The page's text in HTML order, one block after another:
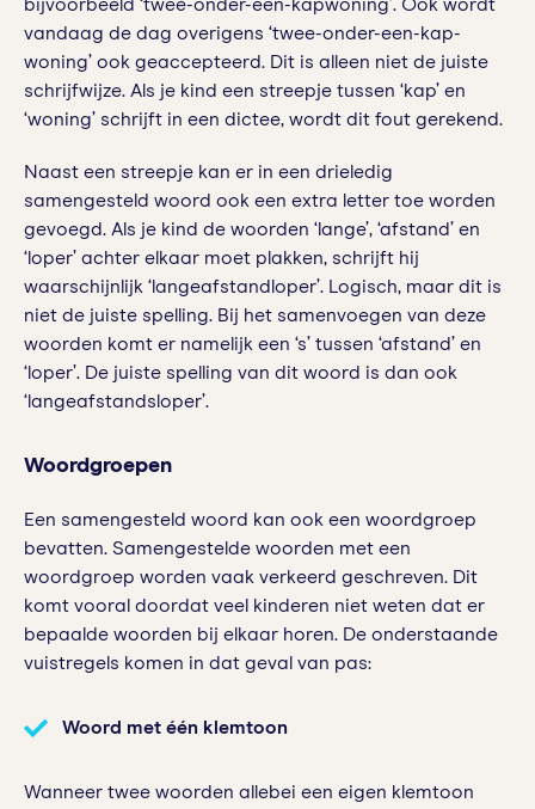
bijvoorbeeld ‘twee-onder-een-kapwoning’. Ook wordt
vandaag de dag overigens ‘twee-onder-een-kap-
woning’ ook geaccepteerd. Dit is alleen niet de juiste
schrijfwijze. Als je kind een streepje tussen ‘kap’ en
‘woning’ schrijft in een dictee, wordt dit fout gerekend.
Naast een streepje kan er in een drieledig
samengesteld woord ook een extra letter toe worden
gevoegd. Als je kind de woorden ‘lange’, ‘afstand’ en
‘loper’ achter elkaar moet plakken, schrijft hij
waarschijnlijk ‘langeafstandloper’. Logisch, maar dit is
niet de juiste spelling. Bij het samenvoegen van deze
woorden komt er namelijk een ‘s’ tussen ‘afstand’ en
‘loper’. De juiste spelling van dit woord is dan ook
‘langeafstandsloper’.
Woordgroepen
Een samengesteld woord kan ook een woordgroep
bevatten. Samengestelde woorden met een
woordgroep worden vaak verkeerd geschreven. Dit
komt vooral doordat veel kinderen niet weten dat er
bepaalde woorden bij elkaar horen. De onderstaande
vuistregels komen in dat geval van pas:
Woord met één klemtoon
Wanneer twee woorden allebei een eigen klemtoon